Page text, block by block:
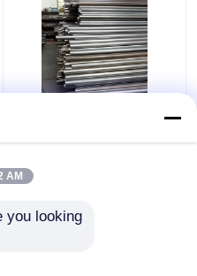
60*1,5*6000
Autoonderdelen
AM
you looking